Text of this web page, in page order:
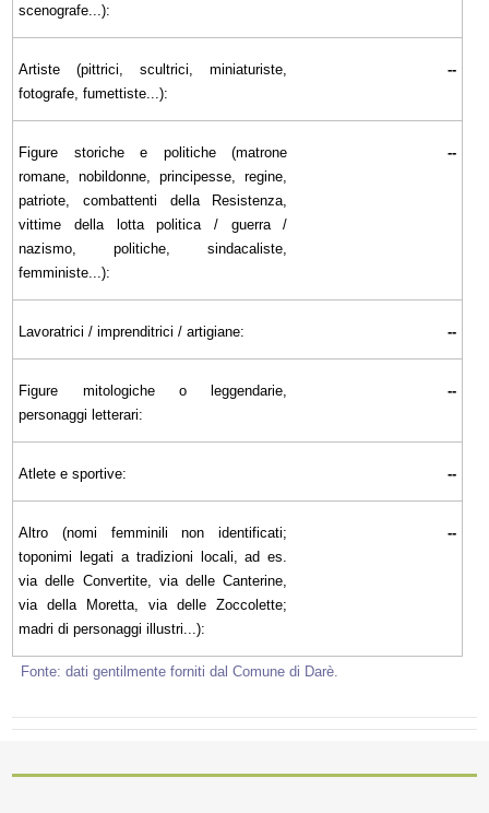
scenografe...):
Artiste (pittrici, scultrici, miniaturiste,
fotografe, fumettiste...):
--
Figure storiche e politiche (matrone
romane, nobildonne, principesse, regine,
patriote, combattenti della Resistenza,
vittime della lotta politica / guerra /
nazismo, politiche, sindacaliste,
femministe...):
--
Lavoratrici / imprenditrici / artigiane: --
Figure mitologiche o leggendarie,
personaggi letterari:
--
Atlete e sportive: --
Altro (nomi femminili non identificati;
toponimi legati a tradizioni locali, ad es.
via delle Convertite, via delle Canterine,
via della Moretta, via delle Zoccolette;
madri di personaggi illustri...):
--
Fonte: dati gentilmente forniti dal Comune di Darè.